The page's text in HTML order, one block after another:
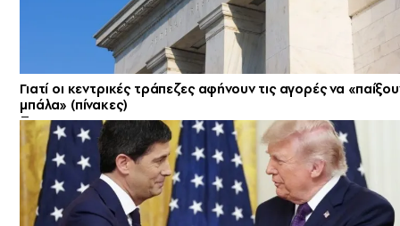
Γιατί οι κεντρικές τράπεζες αφήνουν τις αγορές να
μπάλα» (πίνακες)